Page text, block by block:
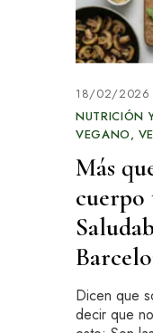
18/02/2026
NUTRICIÓN
VEGANO
Más
cuerpo
Dicen que
decir que